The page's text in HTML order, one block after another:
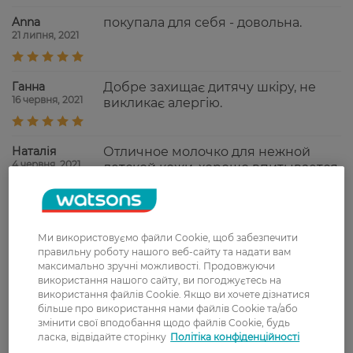
Anna
21 липня, 2021
покупала для себя - довольна.
Ганна
16 червня, 2021
Добре захищає дитячу шкіру, не
викликає алергію.
Наталія
4 червня, 2021
Отличное молочко для нежной
детской кожи, хорошо впитывается.
Показати ще
Доставка
Нова пошта
У відділення Нової пошти - 99 грн,
Ми використовуємо файли Cookie, щоб забезпечити
правильну роботу нашого веб-сайту та надати вам
максимально зручні можливості. Продовжуючи
використання нашого сайту, ви погоджуєтесь на
використання файлів Cookie. Якщо ви хочете дізнатися
більше про використання нами файлів Cookie та/або
змінити свої вподобання щодо файлів Cookie, будь
ласка, відвідайте сторінку Політіка конфіденційності